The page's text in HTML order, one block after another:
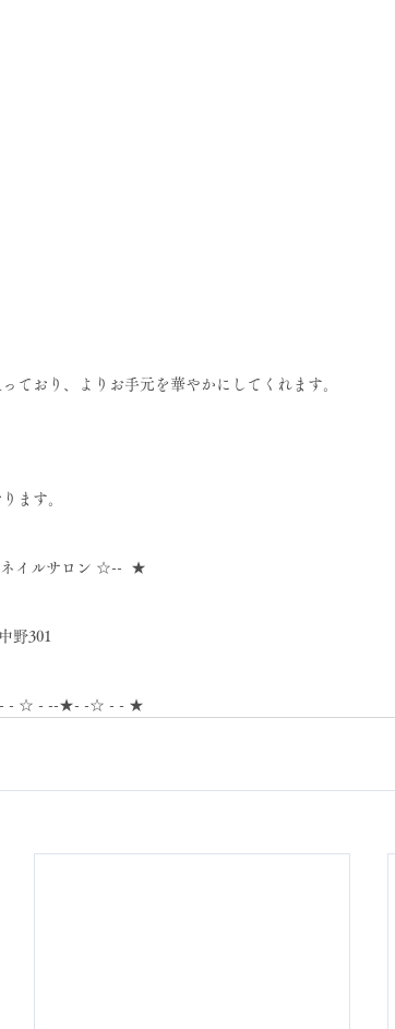
ており、よりお手元を華やかにしてくれます。
ます。
イルサロン ☆--  ★
野301
- ☆ - --★- -☆ - - ★